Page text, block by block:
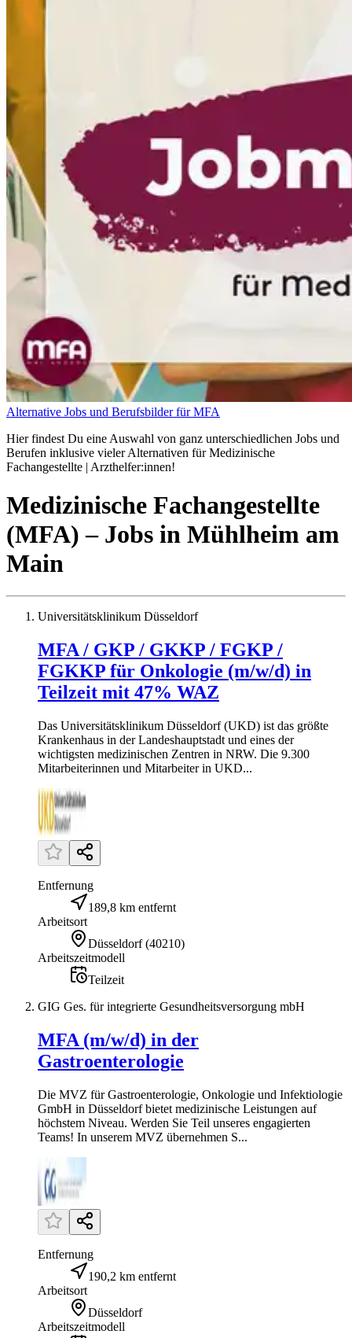
Alternative Jobs und Berufsbilder für MFA
Hier findest Du eine Auswahl von ganz unterschiedlichen Jobs und
Berufen inklusive vieler Alternativen für Medizinische
Fachangestellte | Arzthelfer:innen!
Medizinische Fachangestellte
(MFA) – Jobs in Mühlheim am
Main
Universitätsklinikum Düsseldorf
MFA / GKP / GKKP / FGKP /
FGKKP für Onkologie (m/w/d) in
Teilzeit mit 47% WAZ
Das Universitätsklinikum Düsseldorf (UKD) ist das größte
Krankenhaus in der Landeshauptstadt und eines der
wichtigsten medizinischen Zentren in NRW. Die 9.300
Mitarbeiterinnen und Mitarbeiter in UKD...
Entfernung
189,8 km entfernt
Arbeitsort
Düsseldorf (40210)
Arbeitszeitmodell
Teilzeit
GIG Ges. für integrierte Gesundheitsversorgung mbH
MFA (m/w/d) in der
Gastroenterologie
Die MVZ für Gastroenterologie, Onkologie und Infektiologie
GmbH in Düsseldorf bietet medizinische Leistungen auf
höchstem Niveau. Werden Sie Teil unseres engagierten
Teams! In unserem MVZ übernehmen S...
Entfernung
190,2 km entfernt
Arbeitsort
Düsseldorf
Arbeitszeitmodell